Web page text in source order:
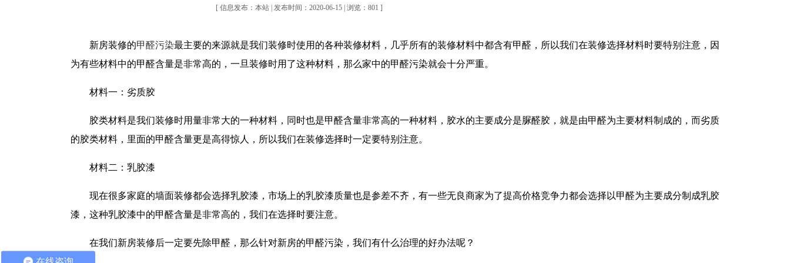
[ 信息发布：本站 | 发布时间：2020-06-15 | 浏览：801 ]
新房装修的甲醛污染最主要的来源就是我们装修时使用的各种装修材料，几乎所有的装修材料中都含有甲醛，所以我们在装修选择材料时要特别注意，因
为有些材料中的甲醛含量是非常高的，一旦装修时用了这种材料，那么家中的甲醛污染就会十分严重。
材料一：劣质胶
胶类材料是我们装修时用量非常大的一种材料，同时也是甲醛含量非常高的一种材料，胶水的主要成分是脲醛胶，就是由甲醛为主要材料制成的，而劣质
的胶类材料，里面的甲醛含量更是高得惊人，所以我们在装修选择时一定要特别注意。
材料二：乳胶漆
现在很多家庭的墙面装修都会选择乳胶漆，市场上的乳胶漆质量也是参差不齐，有一些无良商家为了提高价格竞争力都会选择以甲醛为主要成分制成乳胶
漆，这种乳胶漆中的甲醛含量是非常高的，我们在选择时要注意。
在我们新房装修后一定要先除甲醛，那么针对新房的甲醛污染，我们有什么治理的好办法呢？